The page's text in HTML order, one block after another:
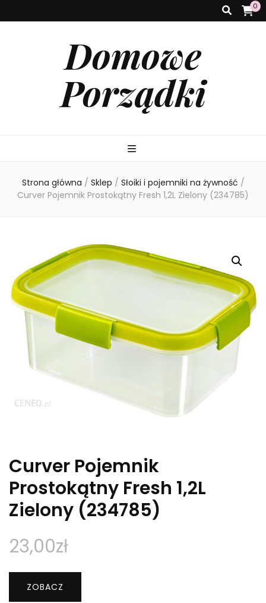
0
Domowe
Porządki
Strona główna / Sklep / Słoiki i pojemniki na żywność /
Curver Pojemnik Prostokątny Fresh 1,2L Zielony (234785)
Curver Pojemnik
Prostokątny Fresh 1,2L
Zielony (234785)
23,00zł
ZOBACZ